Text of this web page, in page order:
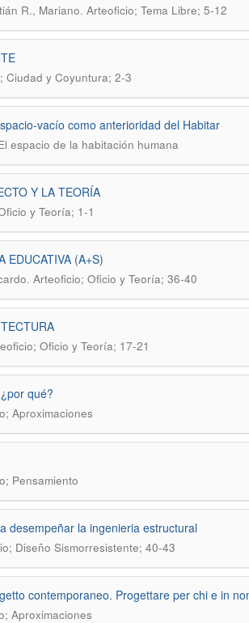
R., Mariano. Arteoficio; Tema Libre; 5-12
Ciudad y Coyuntura; 2-3
vacío como anterioridad del Habitar
espacio de la habitación humana
Y LA TEORÍA
y Teoría; 1-1
EDUCATIVA (A+S)
. Arteoficio; Oficio y Teoría; 36-40
Oficio y Teoría; 17-21
qué?
Aproximaciones
Pensamiento
desempeñar la ingenieria estructural
Diseño Sismorresistente; 40-43
contemporaneo. Progettare per chi e in
Aproximaciones